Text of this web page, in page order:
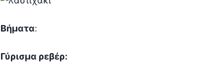
Βήματα:
Γύρισμα ρεβέρ: